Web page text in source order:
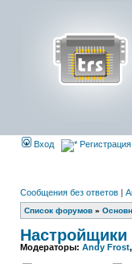
Вход Регистрация
Сообщения без ответов |
Список форумов »
Настройщики
Модераторы: Andy Frost,